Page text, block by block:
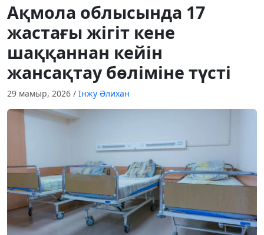
Ақмола облысында 17
жастағы жігіт кене
шаққаннан кейін
жансақтау бөліміне түсті
29 мамыр, 2026 / Інжу Әлихан